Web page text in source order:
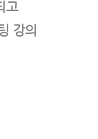
고
강의